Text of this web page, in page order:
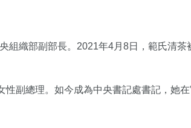
組織部副部長。2021年4月8日，範氏清茶
副總理。如今成為中央書記處書記，她